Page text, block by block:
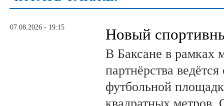
07.08.2026 - 19:15 Новый
В Баксане в рамках
партнёрства
футбольной